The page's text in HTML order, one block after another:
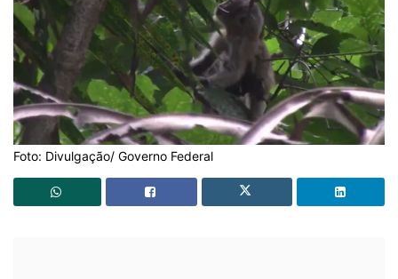
Foto: Divulgação/ Governo Federal